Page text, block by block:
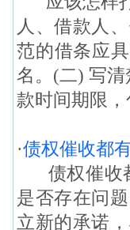
人、借款人
范的借条应
名。(二) 写
款时间期限
·债权催收都
债权催收
是否存在问
立新的承诺